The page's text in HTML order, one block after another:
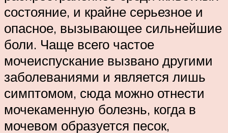
состояние, и крайне серьезное и
опасное, вызывающее сильнейшие
боли. Чаще всего частое
мочеиспускание вызвано другими
заболеваниями и является лишь
симптомом, сюда можно отнести
мочекаменную болезнь, когда в
мочевом образуется песок,